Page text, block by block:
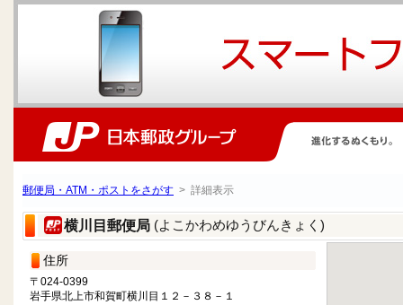
郵便局・ATM・ポストをさがす > 詳細表示
横川目郵便局 (よこかわめゆうびんきょく)
住所
〒024-0399
岩手県北上市和賀町横川目１２－３８－１